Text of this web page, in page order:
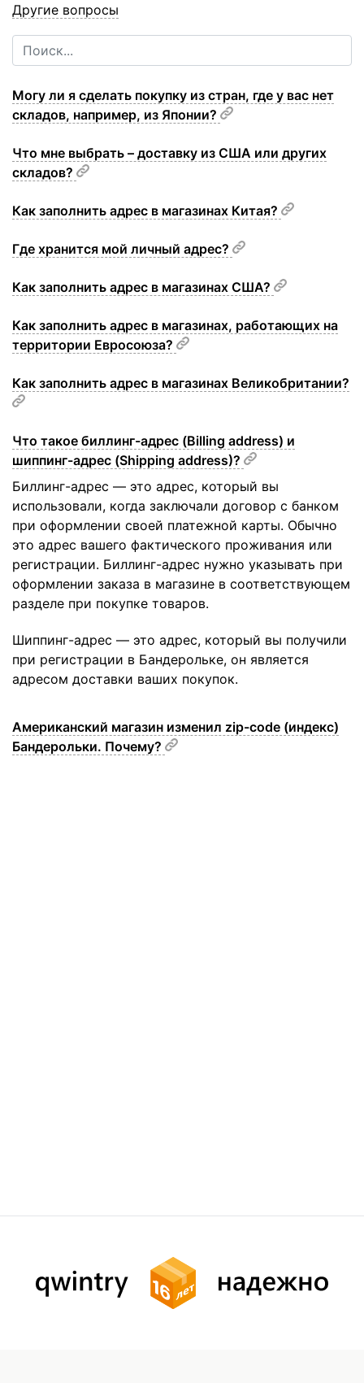
Другие вопросы
Могу ли я сделать покупку из стран, где у вас нет
складов, например, из Японии?
Что мне выбрать – доставку из США или других
складов?
Как заполнить адрес в магазинах Китая?
Где хранится мой личный адрес?
Как заполнить адрес в магазинах США?
Как заполнить адрес в магазинах, работающих на
территории Евросоюза?
Как заполнить адрес в магазинах Великобритании?
Что такое биллинг-адрес (Billing address) и
шиппинг-адрес (Shipping address)?
Биллинг-адрес — это адрес, который вы
использовали, когда заключали договор с банком
при оформлении своей платежной карты. Обычно
это адрес вашего фактического проживания или
регистрации. Биллинг-адрес нужно указывать при
оформлении заказа в магазине в соответствующем
разделе при покупке товаров.
Шиппинг-адрес — это адрес, который вы получили
при регистрации в Бандерольке, он является
адресом доставки ваших покупок.
Американский магазин изменил zip-code (индекс)
Бандерольки. Почему?